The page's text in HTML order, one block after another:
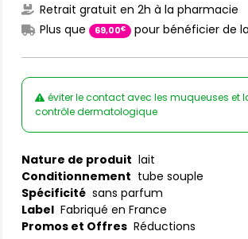
Retrait gratuit en 2h à la pharmacie
Plus que
69,00€ pour bénéficier de
éviter le contact avec les muqueuses et
contrôle dermatologique
Nature de produit lait
Conditionnement tube souple
Spécificité sans parfum
Label Fabriqué en France
Promos et Offres Réductions